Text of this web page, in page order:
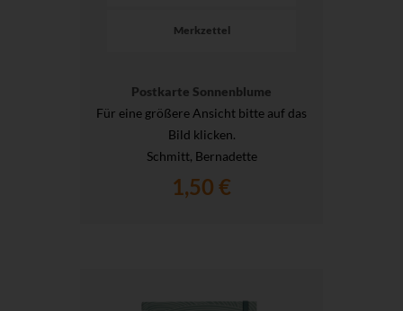
Merkzettel
Postkarte Sonnenblume
Für eine größere Ansicht bitte auf das
Bild klicken.
Schmitt, Bernadette
1,50 €